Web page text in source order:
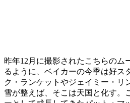
昨年12月に撮影されたこちらのム
るように、ベイカーの今季は好ス
ク・ランケットやジェイミー・リ
雪が整えば、そこは天国と化す。